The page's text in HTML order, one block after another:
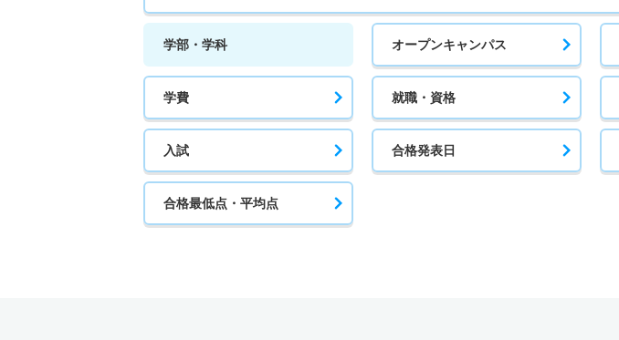
学部・学科 オープンキャンパス
学費 就職・資格
入試 合格発表日
合格最低点・平均点